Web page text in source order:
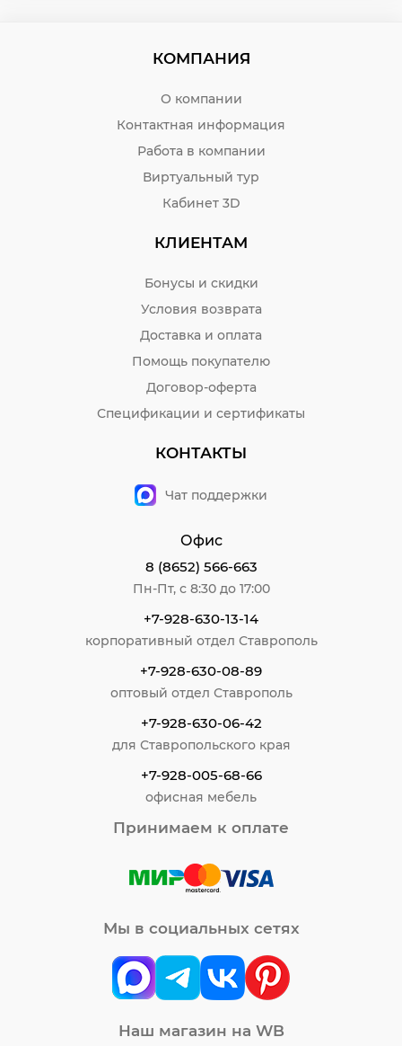
КОМПАНИЯ
О компании
Контактная информация
Работа в компании
Виртуальный тур
Кабинет 3D
КЛИЕНТАМ
Бонусы и скидки
Условия возврата
Доставка и оплата
Помощь покупателю
Договор-оферта
Спецификации и сертификаты
КОНТАКТЫ
Чат поддержки
Офис
8 (8652) 566-663
Пн-Пт, с 8:30 до 17:00
+7-928-630-13-14
корпоративный отдел Ставрополь
+7-928-630-08-89
оптовый отдел Ставрополь
+7-928-630-06-42
для Ставропольского края
+7-928-005-68-66
офисная мебель
Принимаем к оплате
Мы в социальных сетях
Наш магазин на WB